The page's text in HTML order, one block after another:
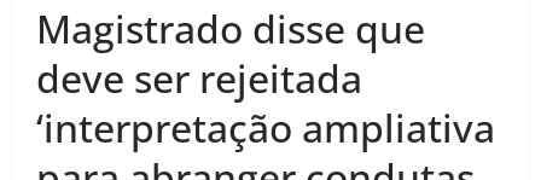
Magistrado disse que
deve ser rejeitada
‘interpretação ampliativa